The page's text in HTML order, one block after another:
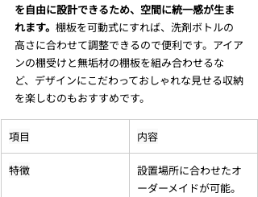
を自由に設計できるため、空間に統一感が生ま
れます。 棚板を可動式にすれば、洗剤ボトルの
高さに合わせて調整できるので便利です。アイア
ンの棚受けと無垢材の棚板を組み合わせるな
ど、デザインにこだわっておしゃれな見せる収納
を楽しむのもおすすめです。
項目 内容
特徴
設置場所に合わせたオ
ーダーメイドが可能。